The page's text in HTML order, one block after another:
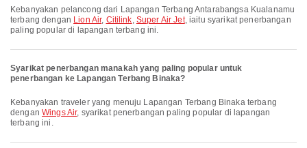
Kebanyakan pelancong dari Lapangan Terbang Antarabangsa Kualanamu
terbang dengan Lion Air, Citilink, Super Air Jet, iaitu syarikat penerbangan
paling popular di lapangan terbang ini.
Syarikat penerbangan manakah yang paling popular untuk
penerbangan ke Lapangan Terbang Binaka?
Kebanyakan traveler yang menuju Lapangan Terbang Binaka terbang
dengan Wings Air, syarikat penerbangan paling popular di lapangan
terbang ini.